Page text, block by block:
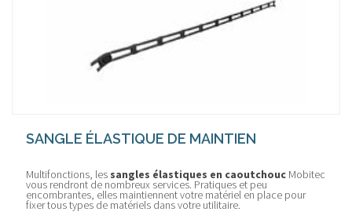
SANGLE ÉLASTIQUE DE MAINTIEN
Multifonctions, les sangles élastiques en caoutchouc Mobitec
vous rendront de nombreux services. Pratiques et peu
encombrantes, elles maintiennent votre matériel en place pour
fixer tous types de matériels dans votre utilitaire.